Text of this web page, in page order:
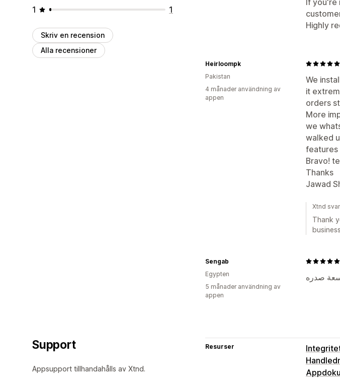
1
1
Skriv en recension
Alla recensioner
Highly
We
it
orders
More
we
walked
features
Bravo!
Thanks
Jawad
Heirloompk
Pakistan
4 månader användning av
appen
Xtnd
Thank
صدره
Sengab
Egypten
5 månader användning av
appen
Support
Appsupport tillhandahålls av Xtnd.
Resurser